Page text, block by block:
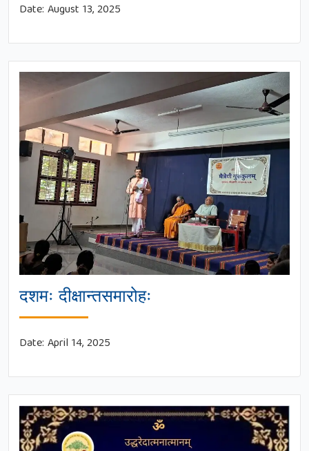
Date: August 13, 2025
दशमः दीक्षान्तसमारोहः
Date: April 14, 2025